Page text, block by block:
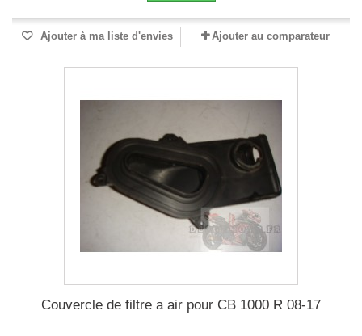
Ajouter à ma liste d'envies Ajouter au comparateur
Couvercle de filtre a air pour CB 1000 R 08-17